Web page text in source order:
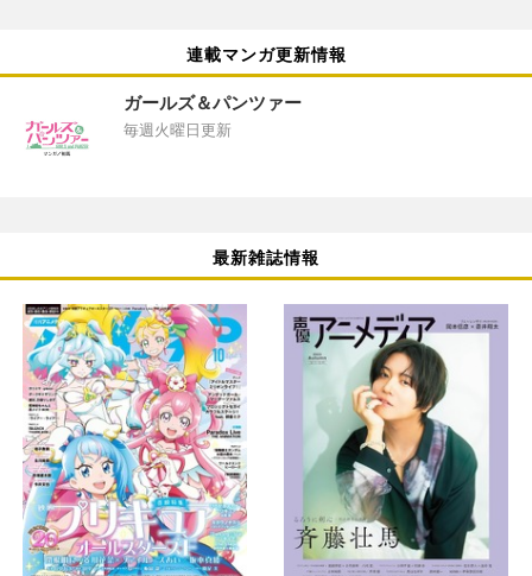
連載マンガ更新情報
ガールズ＆パンツァー
毎週火曜日更新
最新雑誌情報